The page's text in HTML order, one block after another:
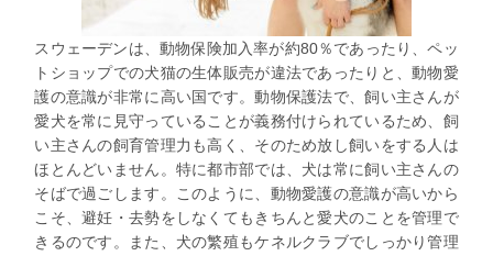
スウェーデンは、動物保険加入率が約80％であったり、ペッ
トショップでの犬猫の生体販売が違法であったりと、動物愛
護の意識が非常に高い国です。動物保護法で、飼い主さんが
愛犬を常に見守っていることが義務付けられているため、飼
い主さんの飼育管理力も高く、そのため放し飼いをする人は
ほとんどいません。特に都市部では、犬は常に飼い主さんの
そばで過ごします。このように、動物愛護の意識が高いから
こそ、避妊・去勢をしなくてもきちんと愛犬のことを管理で
きるのです。また、犬の繁殖もケネルクラブでしっかり管理